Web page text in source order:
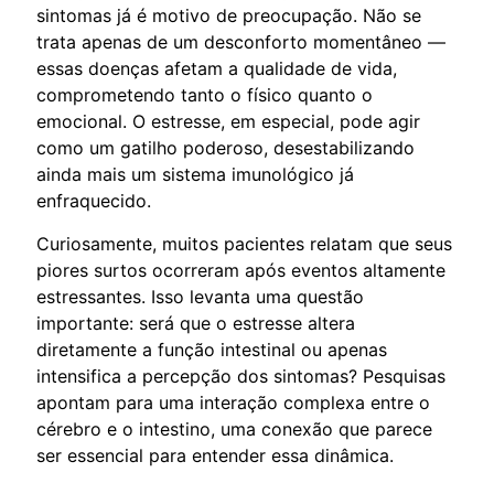
sintomas já é motivo de preocupação. Não se
trata apenas de um desconforto momentâneo —
essas doenças afetam a qualidade de vida,
comprometendo tanto o físico quanto o
emocional. O estresse, em especial, pode agir
como um gatilho poderoso, desestabilizando
ainda mais um sistema imunológico já
enfraquecido.
Curiosamente, muitos pacientes relatam que seus
piores surtos ocorreram após eventos altamente
estressantes. Isso levanta uma questão
importante: será que o estresse altera
diretamente a função intestinal ou apenas
intensifica a percepção dos sintomas? Pesquisas
apontam para uma interação complexa entre o
cérebro e o intestino, uma conexão que parece
ser essencial para entender essa dinâmica.